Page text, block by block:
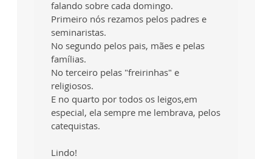
falando sobre cada domingo.
Primeiro nós rezamos pelos padres e
seminaristas.
No segundo pelos pais, mães e pelas
famílias.
No terceiro pelas "freirinhas" e
religiosos.
E no quarto por todos os leigos,em
especial, ela sempre me lembrava, pelos
catequistas.
Lindo!